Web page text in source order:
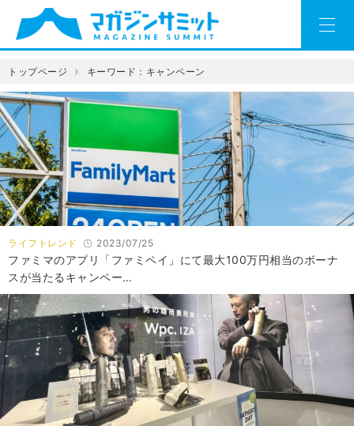
トップページ キーワード：キャンペーン
ライフトレンド 2023/07/25
ファミマのアプリ「ファミペイ」にて最大100万円相当のボーナ
スが当たるキャンペー…